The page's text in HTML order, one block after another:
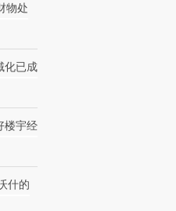
物处
化已成
楼宇经
什的